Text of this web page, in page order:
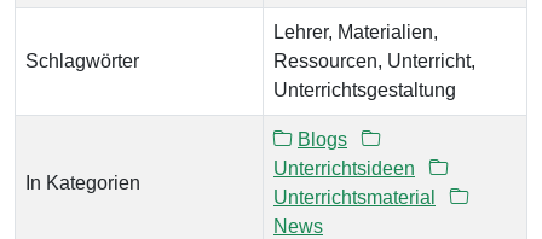
Schlagwörter
Lehrer, Materialien,
Ressourcen, Unterricht,
Unterrichtsgestaltung
In Kategorien
Blogs
Unterrichtsideen
Unterrichtsmaterial
News